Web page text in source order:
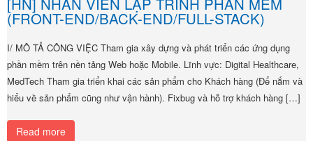
(FRONT-END/BACK-END/FULL-STACK)
I/ MÔ TẢ CÔNG VIỆC Tham gia xây dựng và phát triển các ứng dụng
phần mềm trên nền tảng Web hoặc Mobile. Lĩnh vực: Digital Healthcare,
MedTech Tham gia triển khai các sản phẩm cho Khách hàng (Để nắm và
hiểu về sản phẩm cũng như vận hành). Fixbug và hỗ trợ khách hàng […]
Read more